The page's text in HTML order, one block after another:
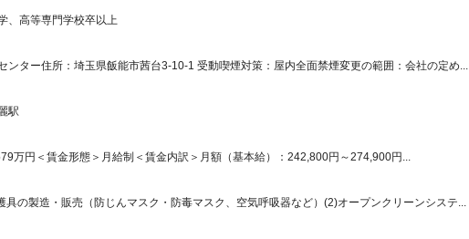
、高等専門学校卒以上
ンター住所：埼玉県飯能市茜台3-10-1 受動喫煙対策：屋内全面禁煙変更の範囲：会社の定め...
駅
万円＜賃金形態＞月給制＜賃金内訳＞月額（基本給）：242,800円～274,900円...
具の製造・販売（防じんマスク・防毒マスク、空気呼吸器など）(2)オープンクリーンシステ...